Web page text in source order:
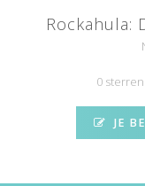
Rockahula:
0
JE